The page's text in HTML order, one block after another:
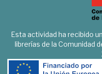
Esta actividad ha recibido
librerías de la Comunidad